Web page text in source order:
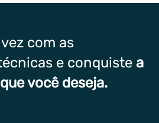
com as
e conquiste a
você deseja.